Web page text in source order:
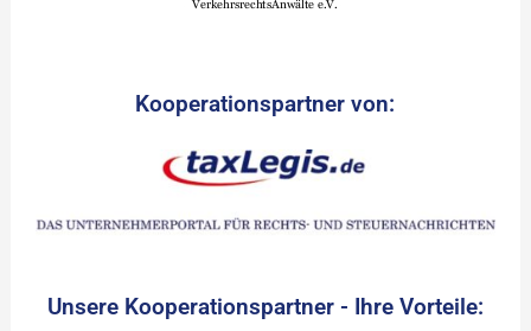
Kooperationspartner von:
Unsere Kooperationspartner - Ihre Vorteile: